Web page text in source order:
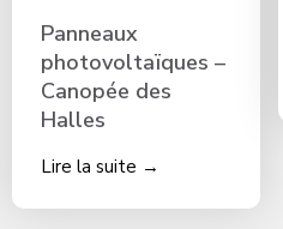
Panneaux
photovoltaïques –
Canopée des
Halles
Lire la suite →